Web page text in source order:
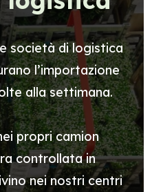
società di logistica
l’importazione
alla settimana.
propri camion
controllata in
nei nostri centri